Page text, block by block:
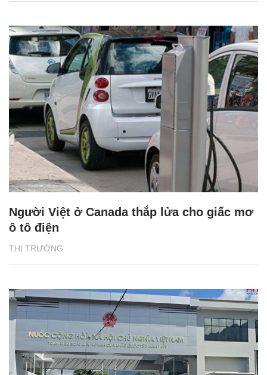
THỊ TRƯỜNG
Người Việt ở Canada thắp lửa cho giấc mơ
ô tô điện